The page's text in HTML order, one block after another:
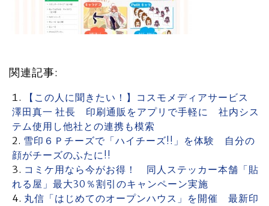
関連記事:
【この人に聞きたい！】コスモメディアサービス
澤田真一 社長 印刷通販をアプリで手軽に 社内シス
テム使用し他社との連携も模索
雪印６Ｐチーズで「ハイチーズ!!」を体験 自分の
顔がチーズのふたに!!
コミケ用なら今がお得！ 同人ステッカー本舗「貼
れる屋」最大30％割引のキャンペーン実施
丸信「はじめてのオープンハウス」を開催 最新印